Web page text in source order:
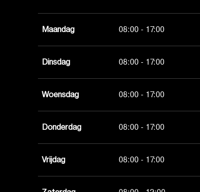
Maandag 08:00 - 17:00
Dinsdag 08:00 - 17:00
Woensdag 08:00 - 17:00
Donderdag 08:00 - 17:00
Vrijdag 08:00 - 17:00